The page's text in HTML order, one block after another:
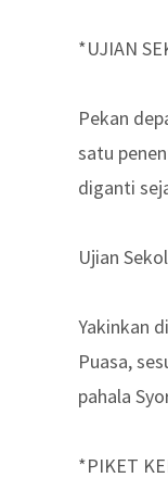
*UJIAN
Pekan
satu
diganti
Ujian
Yakinkan
Puasa,
pahala
*PIKET